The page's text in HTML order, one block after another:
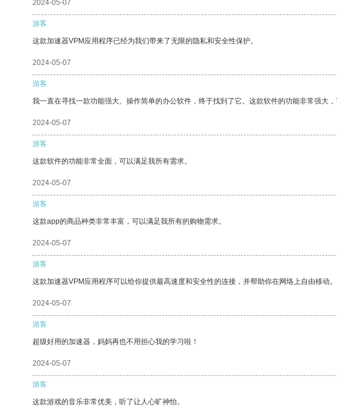
2024-05-07
游客
这款加速器VPM应用程序已经为我们带来了无限的隐私和安全性保护。
2024-05-07
游客
我一直在寻找一款功能强大、操作简单的办公软件，终于找到了它。这款软件的功能非常强大
2024-05-07
游客
这款软件的功能非常全面，可以满足我所有需求。
2024-05-07
游客
这款app的商品种类非常丰富，可以满足我所有的购物需求。
2024-05-07
游客
这款加速器VPM应用程序可以给你提供最高速度和安全性的连接，并帮助你在网络上自由移动。
2024-05-07
游客
超级好用的加速器，妈妈再也不用担心我的学习啦！
2024-05-07
游客
这款游戏的音乐非常优美，听了让人心旷神怡。